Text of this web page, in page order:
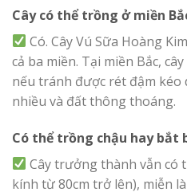
Cây có thể trồng ở miền
Có. Cây Vú Sữa Hoàng
cả ba miền. Tại miền Bắc,
nếu tránh được rét đậm
nhiều và đất thông thoáng.
Có thể trồng chậu hay bắt
Cây trưởng thành vẫn có
kính từ 80cm trở lên), miễn